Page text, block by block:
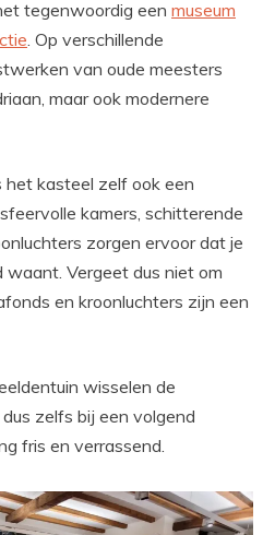
tegenwoordig een museum
. Op verschillende
van oude meesters
maar ook modernere
kasteel zelf ook een
kamers, schitterende
zorgen ervoor dat je
waant. Vergeet dus niet om
en kroonluchters zijn een
wisselen de
zelfs bij een volgend
fris en verrassend.